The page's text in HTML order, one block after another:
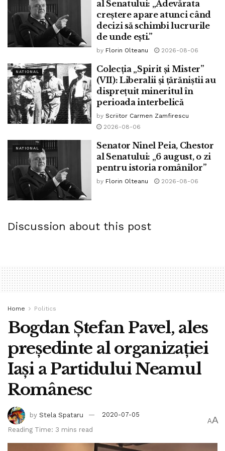
alegeri. Iar asta este de neiertat.
Tags: alegeri bpnews campanie comuna comune
consiliu coronavirus COVID 19 dans
democrat distantare electorala
hora jandarmi liberal local masuri muzica
national pandemie parlamentare partid pnl
politica primar primarie protectie psd
romania social sociala spectacole stiri
al Senatului: „Adevărata
creștere apare atunci când
decizi să schimbi lucrurile
de unde ești.”
by Florin Olteanu 2026-08-06
NATIONAL
Colecția „Spirit și Mister”
(VII): Liberalii și țărăniștii au
disprețuit mineritul în
perioada interbelică
by Scriitor Carmen Zamfirescu
2026-08-06
NATIONAL
Senator Ninel Peia, Chestor
al Senatului: „6 august, o zi
pentru istoria românilor”
by Florin Olteanu 2026-08-06
Discussion about this post
Home Politics
Bogdan Ștefan Pavel, ales
președinte al organizației
Iași a Partidului Neamul
Românesc
by Stela Spataru
2020-07-05
Reading Time: 3 mins read
AA